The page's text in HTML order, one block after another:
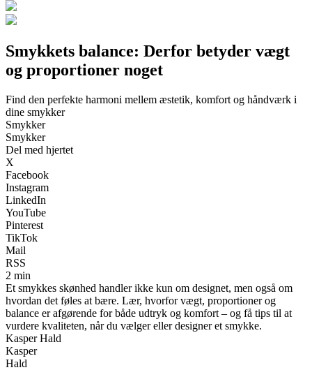
Smykkets balance: Derfor betyder vægt
og proportioner noget
Find den perfekte harmoni mellem æstetik, komfort og håndværk i
dine smykker
Smykker
Smykker
Del med hjertet
X
Facebook
Instagram
LinkedIn
YouTube
Pinterest
TikTok
Mail
RSS
2 min
Et smykkes skønhed handler ikke kun om designet, men også om
hvordan det føles at bære. Lær, hvorfor vægt, proportioner og
balance er afgørende for både udtryk og komfort – og få tips til at
vurdere kvaliteten, når du vælger eller designer et smykke.
Kasper Hald
Kasper
Hald